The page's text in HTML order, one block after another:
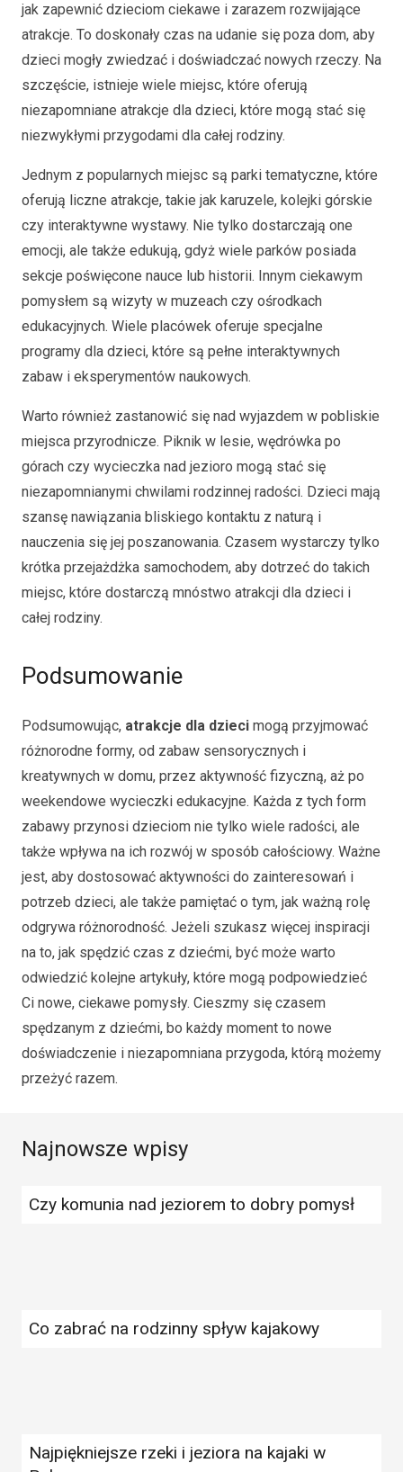
jak zapewnić dzieciom ciekawe i zarazem rozwijające
atrakcje. To doskonały czas na udanie się poza dom, aby
dzieci mogły zwiedzać i doświadczać nowych rzeczy. Na
szczęście, istnieje wiele miejsc, które oferują
niezapomniane atrakcje dla dzieci, które mogą stać się
niezwykłymi przygodami dla całej rodziny.
Jednym z popularnych miejsc są parki tematyczne, które
oferują liczne atrakcje, takie jak karuzele, kolejki górskie
czy interaktywne wystawy. Nie tylko dostarczają one
emocji, ale także edukują, gdyż wiele parków posiada
sekcje poświęcone nauce lub historii. Innym ciekawym
pomysłem są wizyty w muzeach czy ośrodkach
edukacyjnych. Wiele placówek oferuje specjalne
programy dla dzieci, które są pełne interaktywnych
zabaw i eksperymentów naukowych.
Warto również zastanowić się nad wyjazdem w pobliskie
miejsca przyrodnicze. Piknik w lesie, wędrówka po
górach czy wycieczka nad jezioro mogą stać się
niezapomnianymi chwilami rodzinnej radości. Dzieci mają
szansę nawiązania bliskiego kontaktu z naturą i
nauczenia się jej poszanowania. Czasem wystarczy tylko
krótka przejażdżka samochodem, aby dotrzeć do takich
miejsc, które dostarczą mnóstwo atrakcji dla dzieci i
całej rodziny.
Podsumowanie
Podsumowując, atrakcje dla dzieci mogą przyjmować
różnorodne formy, od zabaw sensorycznych i
kreatywnych w domu, przez aktywność fizyczną, aż po
weekendowe wycieczki edukacyjne. Każda z tych form
zabawy przynosi dzieciom nie tylko wiele radości, ale
także wpływa na ich rozwój w sposób całościowy. Ważne
jest, aby dostosować aktywności do zainteresowań i
potrzeb dzieci, ale także pamiętać o tym, jak ważną rolę
odgrywa różnorodność. Jeżeli szukasz więcej inspiracji
na to, jak spędzić czas z dziećmi, być może warto
odwiedzić kolejne artykuły, które mogą podpowiedzieć
Ci nowe, ciekawe pomysły. Cieszmy się czasem
spędzanym z dziećmi, bo każdy moment to nowe
doświadczenie i niezapomniana przygoda, którą możemy
przeżyć razem.
Najnowsze wpisy
Czy komunia nad jeziorem to dobry pomysł
Co zabrać na rodzinny spływ kajakowy
Najpiękniejsze rzeki i jeziora na kajaki w